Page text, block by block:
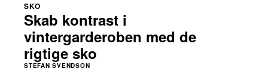
Skab kontrast i
vintergarderoben med de
rigtige sko
SKO
STEFAN SVENDSON